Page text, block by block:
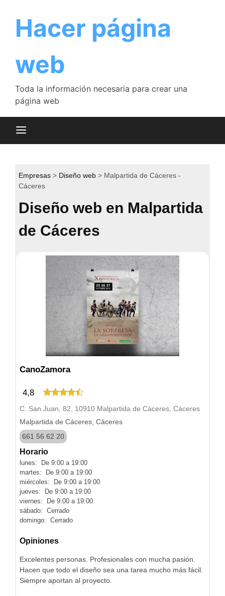
contenido
Hacer página
web
Toda la información necesaria para crear una
página web
Empresas Diseño web
Malpartida de Cáceres -
Cáceres
Diseño web en Malpartida
de Cáceres
CanoZamora
4,8
C. San Juan, 82, 10910 Malpartida de Cáceres, Cáceres
Malpartida de Cáceres, Cáceres
661 56 62 20
Horario
lunes: De 9:00 a 19:00
martes: De 9:00 a 19:00
miércoles: De 9:00 a 19:00
jueves: De 9:00 a 19:00
viernes: De 9:00 a 19:00
sábado: Cerrado
domingo: Cerrado
Opiniones
Excelentes personas. Profesionales con mucha pasión.
Hacen que todo el diseño sea una tarea mucho más fácil.
Siempre aportan al proyecto.